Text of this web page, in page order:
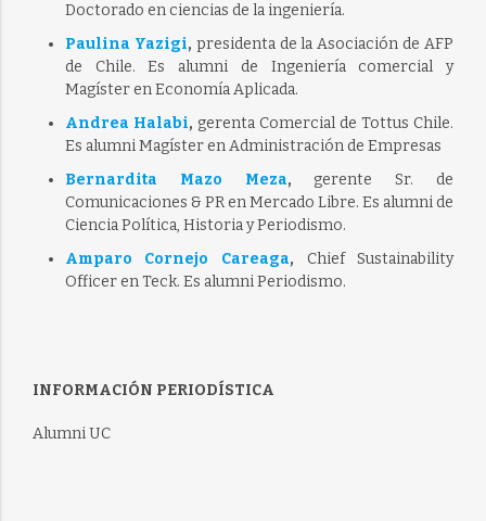
Doctorado en ciencias de la ingeniería.
Paulina Yazigi, presidenta de la Asociación de AFP
de Chile. Es alumni de Ingeniería comercial y
Magíster en Economía Aplicada.
Andrea Halabi, gerenta Comercial de Tottus Chile.
Es alumni Magíster en Administración de Empresas
Bernardita Mazo Meza, gerente Sr. de
Comunicaciones & PR en Mercado Libre. Es alumni de
Ciencia Política, Historia y Periodismo.
Amparo Cornejo Careaga, Chief Sustainability
Officer en Teck. Es alumni Periodismo.
INFORMACIÓN PERIODÍSTICA
Alumni UC